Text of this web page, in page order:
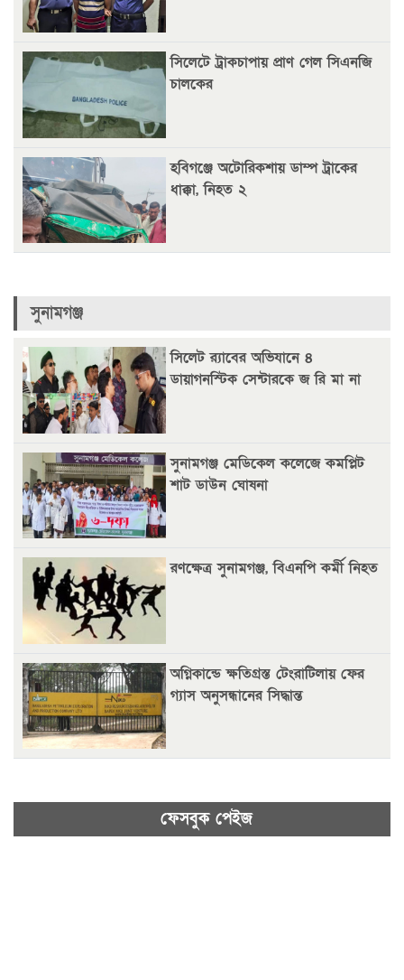
সিলেটে ট্রাকচাপায় প্রাণ গেল সিএনজি
চালকের
হবিগঞ্জে অটোরিকশায় ডাম্প ট্রাকের
ধাক্কা, নিহত ২
সুনামগঞ্জ
সিলেট র‌্যাবের অভিযানে ৪
ডায়াগনস্টিক সেন্টারকে জ রি মা না
সুনামগঞ্জ মেডিকেল কলেজে কমপ্লিট
শাট ডাউন ঘোষনা
রণক্ষেত্র সুনামগঞ্জ, বিএনপি কর্মী নিহত
অগ্নিকান্ডে ক্ষতিগ্রস্ত টেংরাটিলায় ফের
গ্যাস অনুসন্ধানের সিদ্ধান্ত
ফেসবুক পেইজ